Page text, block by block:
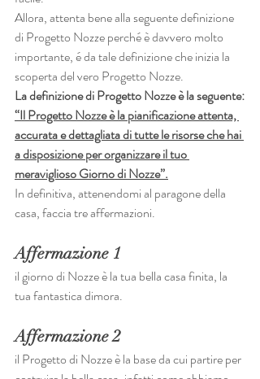
Allora, attenta bene alla seguente definizione
di Progetto Nozze perché è davvero molto
importante, é da tale definizione che inizia la
scoperta del vero Progetto Nozze.
La definizione di Progetto Nozze è la seguente:
“Il Progetto Nozze è la pianificazione attenta,
accurata e dettagliata di tutte le risorse che hai
a disposizione per organizzare il tuo
meraviglioso Giorno di Nozze”.
In definitiva, attenendomi al paragone della
casa, faccia tre affermazioni.
Affermazione 1
il giorno di Nozze è la tua bella casa finita, la
tua fantastica dimora.
Affermazione 2
il Progetto di Nozze è la base da cui partire per